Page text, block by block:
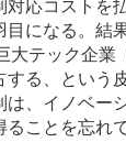
対応コストを
になる。結
大テック企業
する、という
は、イノベー
ることを忘れ